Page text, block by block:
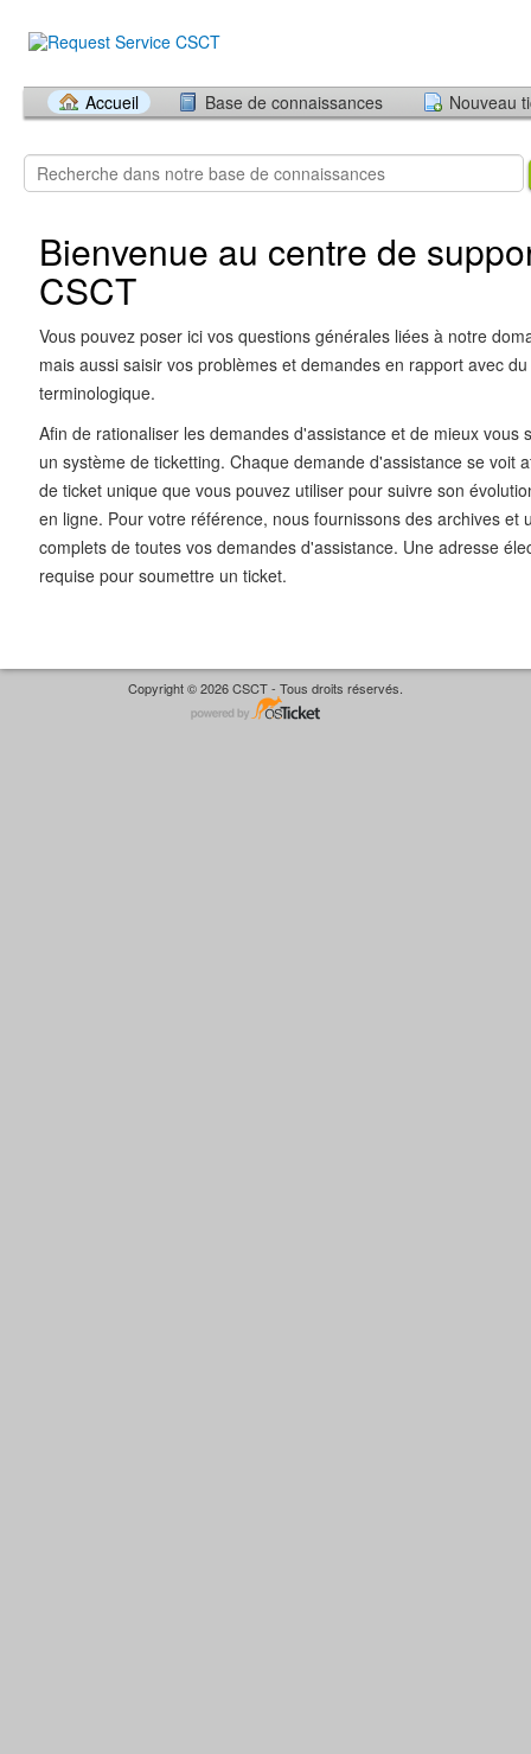
Accueil Base de connaissances Nouveau
Bienvenue au centre de
CSCT
Vous pouvez poser ici vos questions générales liées à notre
mais aussi saisir vos problèmes et demandes en rapport avec
terminologique.
Afin de rationaliser les demandes d'assistance et de mieux vous
un système de ticketting. Chaque demande d'assistance se voit
de ticket unique que vous pouvez utiliser pour suivre son
en ligne. Pour votre référence, nous fournissons des archives et
complets de toutes vos demandes d'assistance. Une adresse
requise pour soumettre un ticket.
Copyright © 2026 CSCT - Tous droits réservés.